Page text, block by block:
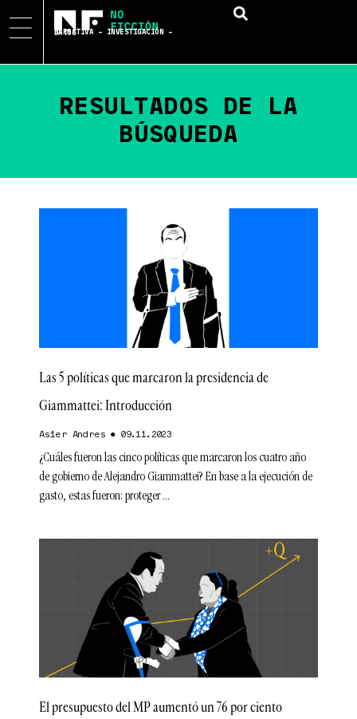
NARRATIVA – INVESTIGACIÓN – DATOS
RESULTADOS DE LA
BÚSQUEDA
Las 5 políticas que marcaron la presidencia de
Giammattei: Introducción
Asier Andres 09.11.2023
¿Cuáles fueron las cinco políticas que marcaron los cuatro año
de gobierno de Alejandro Giammattei? En base a la ejecución de
gasto, estas fueron: proteger
El presupuesto del MP aumentó un 76 por ciento